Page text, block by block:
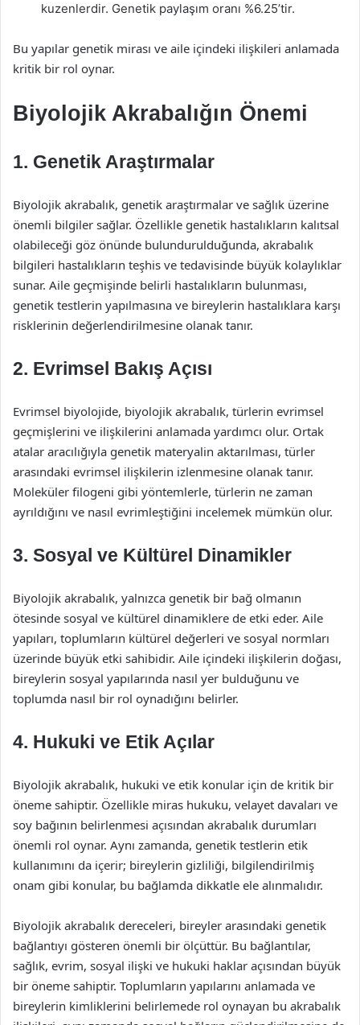
kuzenlerdir. Genetik paylaşım oranı %6.25’tir.
Bu yapılar genetik mirası ve aile içindeki ilişkileri anlamada
kritik bir rol oynar.
Biyolojik Akrabalığın Önemi
1. Genetik Araştırmalar
Biyolojik akrabalık, genetik araştırmalar ve sağlık üzerine
önemli bilgiler sağlar. Özellikle genetik hastalıkların kalıtsal
olabileceği göz önünde bulundurulduğunda, akrabalık
bilgileri hastalıkların teşhis ve tedavisinde büyük kolaylıklar
sunar. Aile geçmişinde belirli hastalıkların bulunması,
genetik testlerin yapılmasına ve bireylerin hastalıklara karşı
risklerinin değerlendirilmesine olanak tanır.
2. Evrimsel Bakış Açısı
Evrimsel biyolojide, biyolojik akrabalık, türlerin evrimsel
geçmişlerini ve ilişkilerini anlamada yardımcı olur. Ortak
atalar aracılığıyla genetik materyalin aktarılması, türler
arasındaki evrimsel ilişkilerin izlenmesine olanak tanır.
Moleküler filogeni gibi yöntemlerle, türlerin ne zaman
ayrıldığını ve nasıl evrimleştiğini incelemek mümkün olur.
3. Sosyal ve Kültürel Dinamikler
Biyolojik akrabalık, yalnızca genetik bir bağ olmanın
ötesinde sosyal ve kültürel dinamiklere de etki eder. Aile
yapıları, toplumların kültürel değerleri ve sosyal normları
üzerinde büyük etki sahibidir. Aile içindeki ilişkilerin doğası,
bireylerin sosyal yapılarında nasıl yer bulduğunu ve
toplumda nasıl bir rol oynadığını belirler.
4. Hukuki ve Etik Açılar
Biyolojik akrabalık, hukuki ve etik konular için de kritik bir
öneme sahiptir. Özellikle miras hukuku, velayet davaları ve
soy bağının belirlenmesi açısından akrabalık durumları
önemli rol oynar. Aynı zamanda, genetik testlerin etik
kullanımını da içerir; bireylerin gizliliği, bilgilendirilmiş
onam gibi konular, bu bağlamda dikkatle ele alınmalıdır.
Biyolojik akrabalık dereceleri, bireyler arasındaki genetik
bağlantıyı gösteren önemli bir ölçüttür. Bu bağlantılar,
sağlık, evrim, sosyal ilişki ve hukuki haklar açısından büyük
bir öneme sahiptir. Toplumların yapılarını anlamada ve
bireylerin kimliklerini belirlemede rol oynayan bu akrabalık